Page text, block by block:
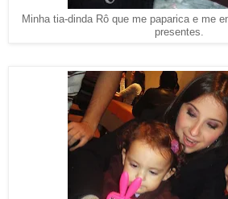
Minha tia-dinda Rô que me paparica e me
presentes.